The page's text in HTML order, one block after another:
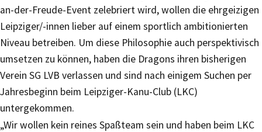
an-der-Freude-Event zelebriert wird, wollen die ehrgeizigen
Leipziger/-innen lieber auf einem sportlich ambitionierten
Niveau betreiben. Um diese Philosophie auch perspektivisch
umsetzen zu können, haben die Dragons ihren bisherigen
Verein SG LVB verlassen und sind nach einigem Suchen per
Jahresbeginn beim Leipziger-Kanu-Club (LKC)
untergekommen.
„Wir wollen kein reines Spaßteam sein und haben beim LKC